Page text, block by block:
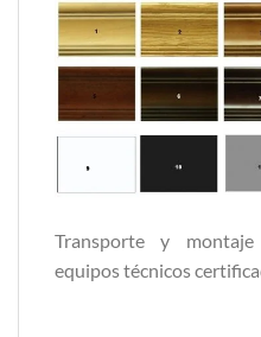
Transporte y
equipos técnicos